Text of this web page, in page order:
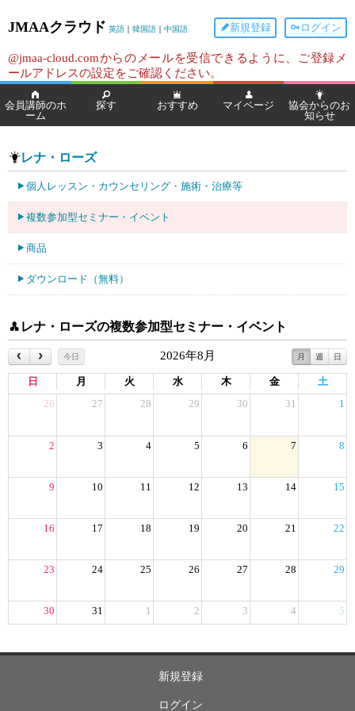
JMAAクラウド 英語 ｜ 韓国語 ｜ 中国語 ログイン
新規登録
@jmaa-cloud.comからのメールを受信できるように、ご登録メ
ールアドレスの設定をご確認ください。
会員講師のホ
ーム
探す おすすめ マイページ
協会からのお
知らせ
レナ・ローズ
個人レッスン・カウンセリング・施術・治療等
複数参加型セミナー・イベント
商品
ダウンロード（無料）
レナ・ローズの複数参加型セミナー・イベント
今日 月 週 日
2026年8月
日 月 火 水 木 金
土
26
27 28 29 30 31 1
2 3 4 5 6 7 8
9 10 11 12 13 14 15
16 17 18 19 20 21 22
23 24 25 26 27 28 29
30 31 1 2 3 4 5
新規登録
ログイン